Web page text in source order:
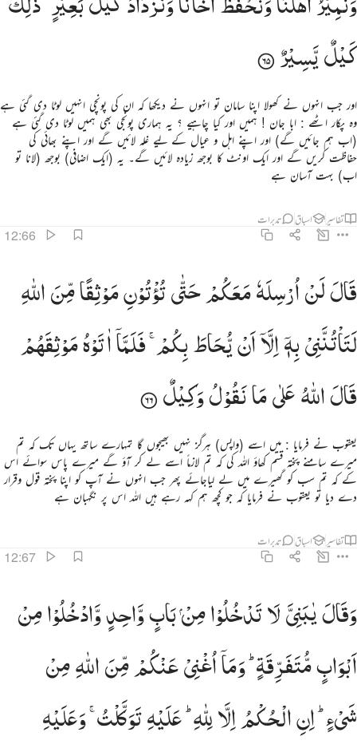
كَیْلٌیَّسِیْرٌ
اور جب انہوں نے کھولا اپنا سامان تو انہوں نے دیکھا کہ ان کی پونچی انہیں لوٹا دی گئی ہے
وہ پکار اٹھے : ابا جان ! ہمیں اور کیا چاہیے ؟ یہ ہماری پونجی بھی ہمیں لوٹا دی گئی ہے
(اب ہم جائیں گے) اور اپنے اہل و عیال کے لیے غلہ لائیں گے اور اپنے بھائی کی
حفاظت کریں گے اور ایک اونٹ کا بوجھ زیادہ لائیں گے۔ یہ (ایک اضافی) بوجھ (لانا تو
اب) بہت آسان ہے
تفاسیر اسباق تدبرات
12:66
قال لن ارسله معكم حتى توتون موثقا من الله لتاتنني به الا ان يحاط بكم فلما اتوه موثقهم قال الله على
قَالَ لَنْ أُرْسِلَهُۥ مَعَكُمْ حَتَّىٰ تُؤْتُونِ مَوْثِقًۭا مِّنَ ٱللَّهِ لَتَأْتُنَّنِى بِهِۦٓ إِلَّآ أَن يُحَاطَ بِكُمْ ۖ فَلَمَّآ ءَاتَوْهُ
قَالَلَنْاُرْسِلَهٗمَعَكُمْحَتّٰیتُؤْتُوْنِمَوْثِقًامِّنَاللّٰهِ
لَتَاْتُنَّنِیْبِهٖۤاِلَّاۤاَنْیُّحَاطَبِكُمْ ۚ فَلَمَّاۤاٰتَوْهُمَوْثِقَهُمْ
قَالَاللّٰهُعَلٰیمَانَقُوْلُوَكِیْلٌ
یعقوب نے فرمایا : میں اسے (واپس) ہرگز نہیں بھیجوں گا تمہارے ساتھ یہاں تک کہ تم
میرے سامنے پختہ قسم کھاؤ اللہ کی کہ تم لازماً اسے لے کر آؤ گے میرے پاس سوائے اس
کے کہ تم سب کو گھیرے میں لے لیاجائے پھر جب انہوں نے آپ کو اپنا پختہ قول وقرار
دے دیا تو یعقوب نے فرمایا کہ جو کچھ ہم کہہ رہے ہیں اللہ اس پر نگہبان ہے
تفاسیر اسباق تدبرات
12:67
وقال يا بني لا تدخلوا من باب واحد وادخلوا من ابواب متفرقة وما اغني عنكم من الله من شيء ان الحكم الا
وَقَالَ يَـٰبَنِىَّ لَا تَدْخُلُوا۟ مِنۢ بَابٍۢ وَٰحِدٍۢ وَٱدْخُلُوا۟ مِنْ أَبْوَٰبٍۢ مُّتَفَرِّقَةٍۢ ۖ وَمَآ أُغْنِى عَنكُم مِّنَ ٱللَّهِ مِن شَىْءٍ ۖ إِنِ ٱلْحُكْمُ
وَقَالَیٰبَنِیَّلَاتَدْخُلُوْامِنْبَابٍوَّاحِدٍوَّادْخُلُوْامِنْ
اَبْوَابٍمُّتَفَرِّقَةٍ ؕ وَمَاۤاُغْنِیْعَنْكُمْمِّنَاللّٰهِمِنْ
شَیْءٍ ؕ اِنِالْحُكْمُاِلَّالِلّٰهِ ؕ عَلَیْهِتَوَكَّلْتُ ۚ وَعَلَیْهِ